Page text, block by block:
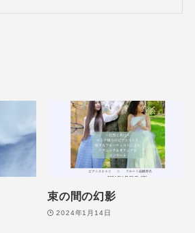
束の間の幻影
2024年1月14日